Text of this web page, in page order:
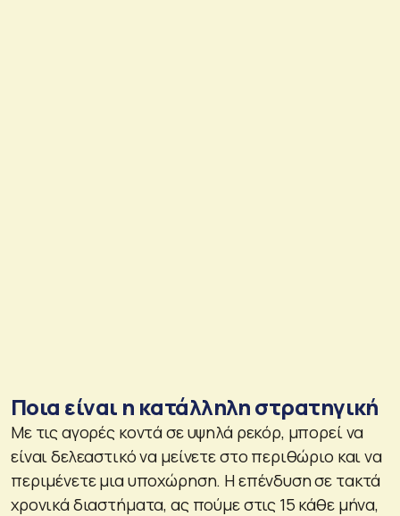
Ποια είναι η κατάλληλη στρατηγική
Με τις αγορές κοντά σε υψηλά ρεκόρ, μπορεί να
είναι δελεαστικό να μείνετε στο περιθώριο και να
περιμένετε μια υποχώρηση. Η επένδυση σε τακτά
χρονικά διαστήματα, ας πούμε στις 15 κάθε μήνα,